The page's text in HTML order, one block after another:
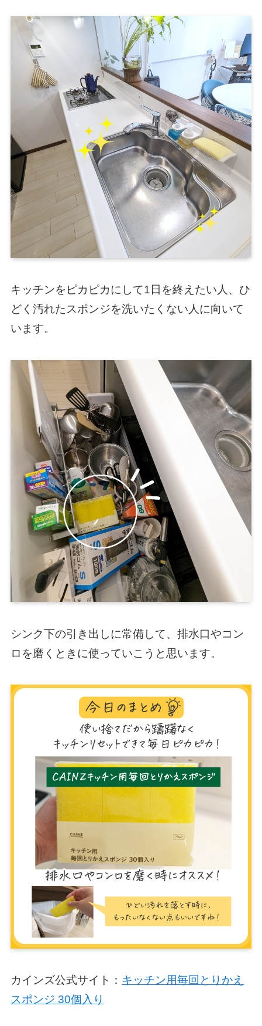
キッチンをピカピカにして1日を終えたい人、ひ
どく汚れたスポンジを洗いたくない人に向いて
います。
シンク下の引き出しに常備して、排水口やコン
ロを磨くときに使っていこうと思います。
カインズ公式サイト： キッチン用毎回とりかえ
スポンジ 30個入り